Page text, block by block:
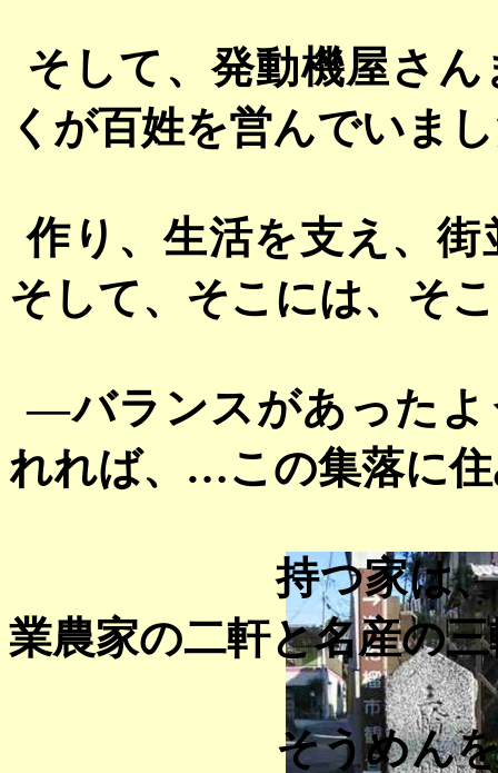
そして、発動機屋さ
くが百姓を営んでいま
作り、生活を支え、
そして、そこには、そ
―バランスがあったよ
れれば、…この集落に
持つ家は
業農家の二軒と名産の
そうめん